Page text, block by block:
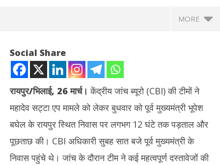
MORE
Social Share
रायपुर/भिलाई, 26 मार्च। केंद्रीय जांच ब्यूरो (CBI) की टीमों ने
महादेव सट्टा एप मामले को लेकर बुधवार को पूर्व मुख्यमंत्री भूपेश
बघेल के रायपुर स्थित निवास पर लगभग 12 घंटे तक पड़ताल और
पूछताछ की। CBI अधिकारी सुबह सात बजे पूर्व मुख्यमंत्री के
निवास पहुंचे थे। जांच के दौरान टीम ने कई महत्वपूर्ण दस्तावेजों की